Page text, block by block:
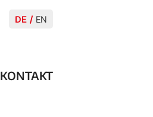
DE EN
KONTAKT